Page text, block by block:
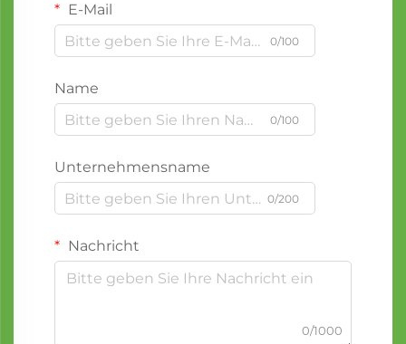
E-Mail
0/100
Name
0/100
Unternehmensname
0/200
Nachricht
0/1000